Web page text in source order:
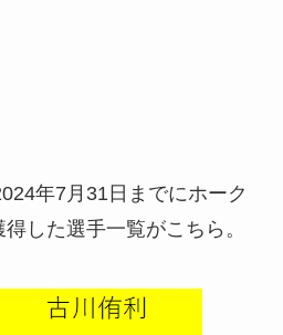
年7月31日までにホーク
した選手一覧がこちら。